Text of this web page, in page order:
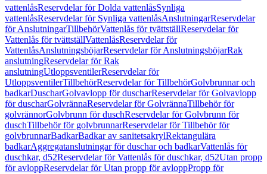
vattenlåsReservdelar för Dolda vattenlåsSynliga
vattenlåsReservdelar för Synliga vattenlåsAnslutningarReservdelar
för AnslutningarTillbehörVattenlås för tvättställReservdelar för
Vattenlås för tvättställVattenlåsReservdelar för
VattenlåsAnslutningsböjarReservdelar för AnslutningsböjarRak
anslutningReservdelar för Rak
anslutningUtloppsventilerReservdelar för
UtloppsventilerTillbehörReservdelar för TillbehörGolvbrunnar och
badkarDuscharGolvavlopp för duscharReservdelar för Golvavlopp
för duscharGolvrännaReservdelar för GolvrännaTillbehör för
golvrännorGolvbrunn för duschReservdelar för Golvbrunn för
duschTillbehör för golvbrunnarReservdelar för Tillbehör för
golvbrunnarBadkarBadkar av sanitetsakrylRektangulära
badkarAggregatanslutningar för duschar och badkarVattenlås för
duschkar, d52Reservdelar för Vattenlås för duschkar, d52Utan propp
för avloppReservdelar för Utan propp för avloppPropp för